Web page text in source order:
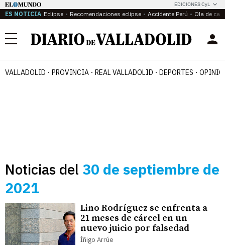
EDICIONES CyL
ES NOTICIA Eclipse Recomendaciones eclipse Accidente Perú Ola de
Menú
VALLADOLID PROVINCIA REAL VALLADOLID DEPORTES
Noticias del 30 de septiembre de
2021
Lino Rodríguez se enfrenta a
21 meses de cárcel en un
nuevo juicio por falsedad
Íñigo Arrúe